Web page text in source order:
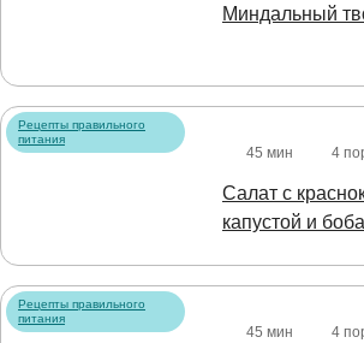
Миндальный
Рецепты правильного
питания
45 мин 4
Салат с
капустой и
Рецепты правильного
питания
45 мин 4